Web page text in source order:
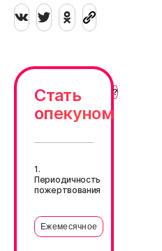
Стать
опекуном
1.
Периодичность
пожертвования
Ежемесячное